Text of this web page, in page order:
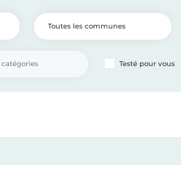
Testé pour vous